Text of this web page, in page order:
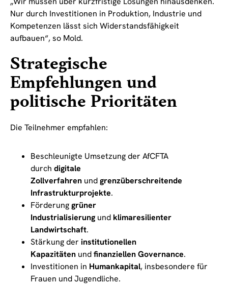
Nur durch Investitionen in Produktion, Industrie und
Kompetenzen lässt sich Widerstandsfähigkeit
aufbauen“, so Mold.
Strategische
Empfehlungen und
politische Prioritäten
Die Teilnehmer empfahlen:
Beschleunigte Umsetzung der AfCFTA
durch digitale
Zollverfahren undgrenzüberschreitende
Infrastrukturprojekte.
Förderunggrüner
Industrialisierung und klimaresilienter
Landwirtschaft.
Stärkung der institutionellen
Kapazitäten undfinanziellen Governance.
Investitionen in Humankapital, insbesondere für
Frauen und Jugendliche.